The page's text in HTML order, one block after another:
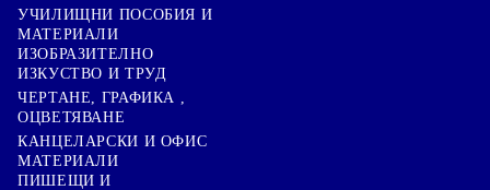
УЧИЛИЩНИ ПОСОБИЯ И
МАТЕРИАЛИ
ИЗОБРАЗИТЕЛНО
ИЗКУСТВО И ТРУД
ЧЕРТАНЕ, ГРАФИКА ,
ОЦВЕТЯВАНЕ
КАНЦЕЛАРСКИ И ОФИС
МАТЕРИАЛИ
ПИШЕЩИ И